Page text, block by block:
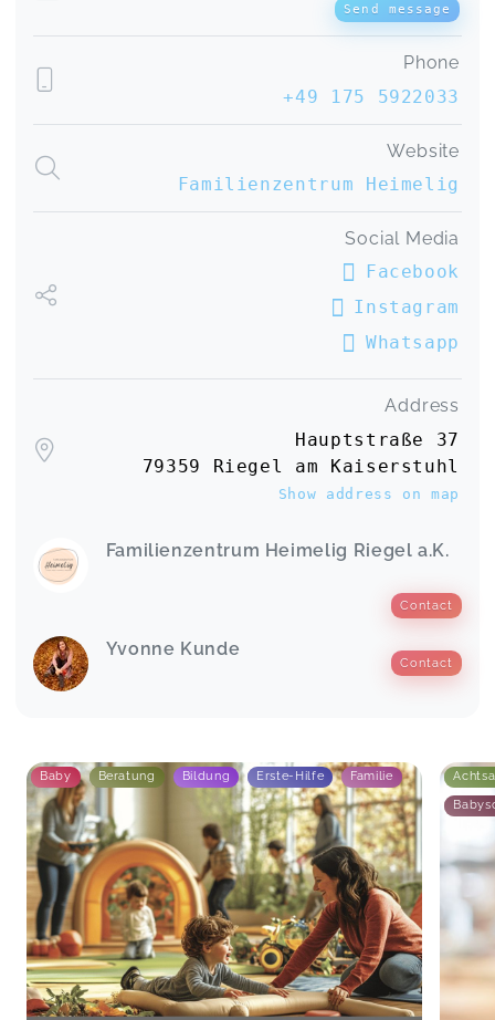
Send message
Phone
+49 175 5922033
Website
Familienzentrum Heimelig
Social Media
Facebook
Instagram
Whatsapp
Address
Hauptstraße 37
79359 Riegel am Kaiserstuhl
Show address on map
Familienzentrum Heimelig Riegel a.K.
Contact
Yvonne Kunde
Contact
Baby Beratung Bildung Erste-Hilfe Familie